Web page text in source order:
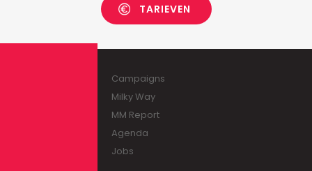
TARIEVEN
Campaigns
Milky Way
MM Report
Agenda
Jobs